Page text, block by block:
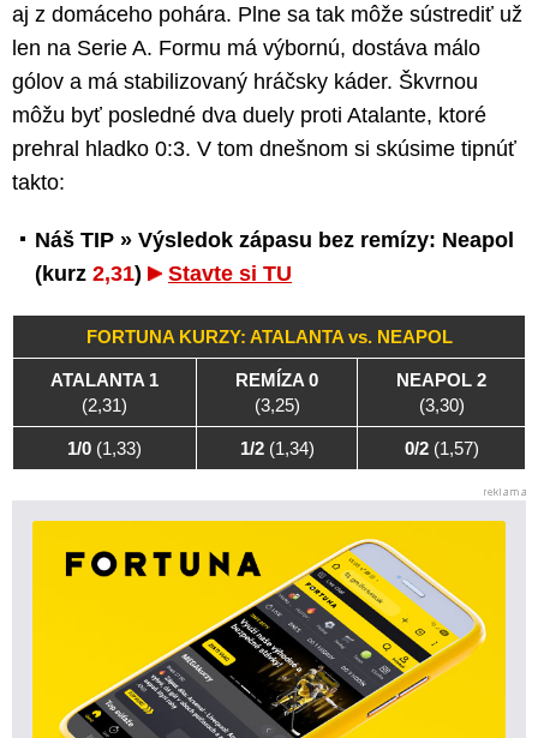
aj z domáceho pohára. Plne sa tak môže sústrediť už
len na Serie A. Formu má výbornú, dostáva málo
gólov a má stabilizovaný hráčsky káder. Škvrnou
môžu byť posledné dva duely proti Atalante, ktoré
prehral hladko 0:3. V tom dnešnom si skúsime tipnúť
takto:
Náš TIP » Výsledok zápasu bez remízy: Neapol
(kurz 2,31) Stavte si TU
FORTUNA KURZY: ATALANTA vs. NEAPOL
ATALANTA 1
(2,31)
REMÍZA 0
(3,25)
NEAPOL 2
(3,30)
1/0 (1,33) 1/2(1,34) 0/2(1,57)